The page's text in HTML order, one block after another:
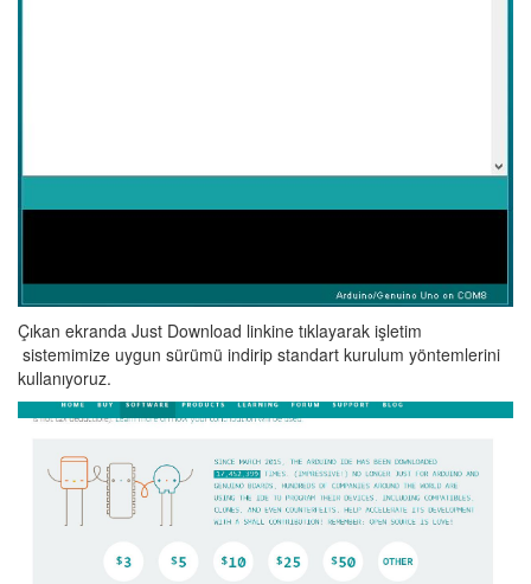
Çıkan ekranda Just Download linkine tıklayarak işletim
sistemimize uygun sürümü indirip standart kurulum yöntemlerini
kullanıyoruz.